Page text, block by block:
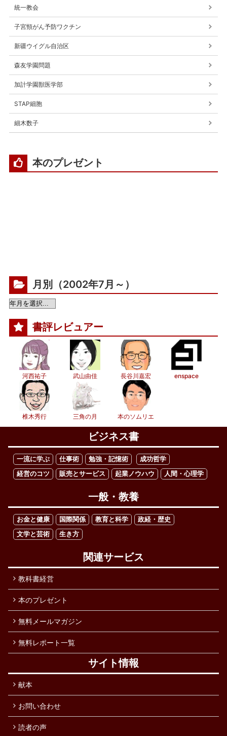
統一教会
子宮頸がん予防ワクチン
新疆ウイグル自治区
森友学園問題
加計学園獣医学部
STAP細胞
細木数子
本のプレゼント
月別（2002年7月～）
書評レビュアー
河西祐子 武山由佳 長谷川嘉宏 enspace
椎木秀行 三角の月 本のソムリエ
ビジネス書
一流に学ぶ 仕事術 勉強・記憶術
成功哲学
経営のコツ
販売とサービス 起業ノウハウ 人間・心理学
一般・教養
お金と健康 国際関係 教育と科学
政経・歴史
文学と芸術
生き方
関連サービス
教科書経営
本のプレゼント
無料メールマガジン
無料レポート一覧
サイト情報
献本
お問い合わせ
読者の声